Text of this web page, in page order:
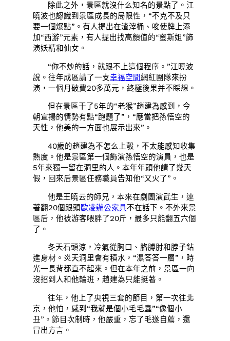
除此之外，景區就沒什么知名的景點了。江
曉波也認識到景區成長的局限性，“不克不及只
要一個爆點”。有人提出在渣滓桶、唆使牌上添
加“西游”元素，有人提出找高顏值的“蜜斯姐”飾
演妖精和仙女。
“你不炒的話，就跟不上這個程序。”江曉波
說。往年成區請了一支幸福空間網紅團隊來扮
演，一個月破費20多萬元，終極後果并不睬想。
但在景區干了5年的“老猴”趙建為感到，今
朝宣揚的情勢有點“跑題了”，“應當把孫悟空的
天性，他美的一方面也展示出來”。
40歲的趙建為不怎么上彀，不太能感知收集
熱度。他是景區第一個飾演孫悟空的演員，也是
5年來獨一留在洞里的人。本年年頭他請了幾天
假，回來后景區任務職員告知他“又火了”。
他是王曉云的師兄，本來在劇團演武生，連
著翻20個跟頭歐凌辦公家具不在話下。不外來景
區后，他被游客喂胖了20斤，最多只能翻五六個
了。
冬天石頭涼，冷氣從胸口、胳膊肘和脖子鉆
進身材。炎天洞里會有積水，“濕答答一層”，時
光一長背都直不起來。但在本年之前，景區一向
沒招到人和他輪班，趙建為只能挺著。
往年，他上了央視三套的節目，第一次往北
京，他怕，感到“我就是個小毛毛蟲”“像個小
丑”。節目次制時，他嚴重，忘了毛遂自薦，還
冒出方言。